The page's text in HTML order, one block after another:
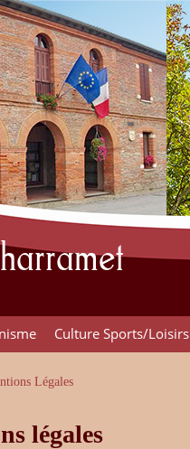
Culture Sports/Loisirs
Légales
légales